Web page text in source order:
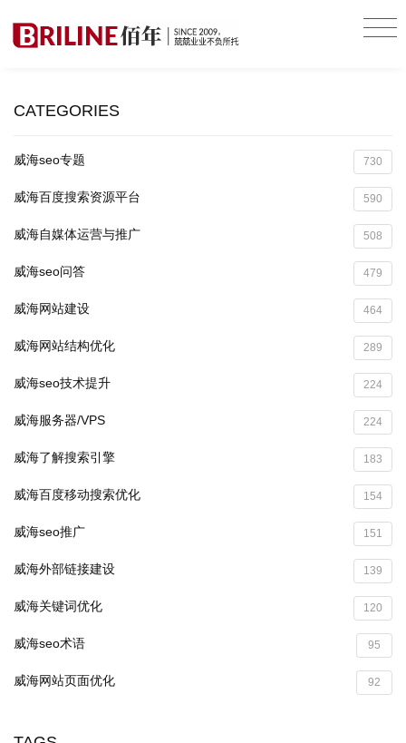
CATEGORIES
威海seo专题 730
威海百度搜索资源平台 590
威海自媒体运营与推广 508
威海seo问答 479
威海网站建设 464
威海网站结构优化 289
威海seo技术提升 224
威海服务器/VPS 224
威海了解搜索引擎 183
威海百度移动搜索优化 154
威海seo推广 151
威海外部链接建设 139
威海关键词优化 120
威海seo术语 95
威海网站页面优化 92